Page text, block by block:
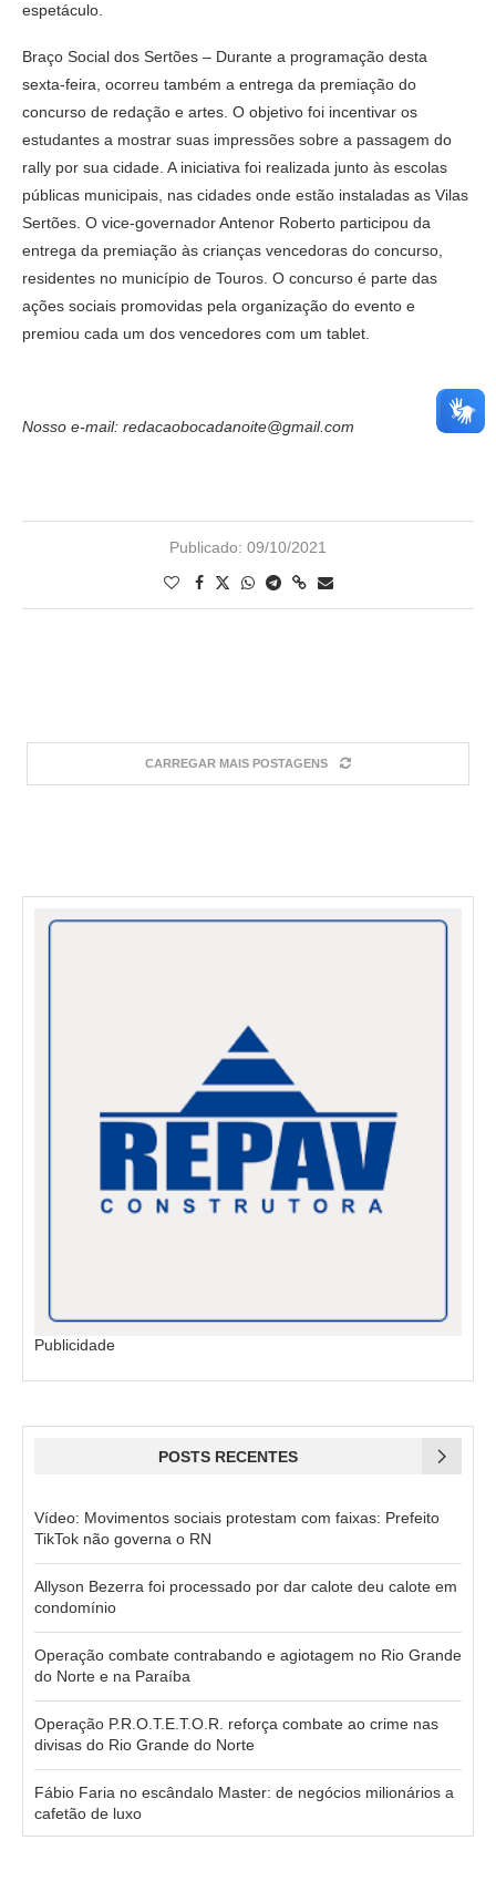
espetáculo.
Braço Social dos Sertões – Durante a programação desta
sexta-feira, ocorreu também a entrega da premiação do
concurso de redação e artes. O objetivo foi incentivar os
estudantes a mostrar suas impressões sobre a passagem do
rally por sua cidade. A iniciativa foi realizada junto às escolas
públicas municipais, nas cidades onde estão instaladas as Vilas
Sertões. O vice-governador Antenor Roberto participou da
entrega da premiação às crianças vencedoras do concurso,
residentes no município de Touros. O concurso é parte das
ações sociais promovidas pela organização do evento e
premiou cada um dos vencedores com um tablet.
Nosso e-mail: redacaobocadanoite@gmail.com
Publicado: 09/10/2021
CARREGAR MAIS POSTAGENS
Publicidade
POSTS RECENTES
Vídeo: Movimentos sociais protestam com faixas: Prefeito
TikTok não governa o RN
Allyson Bezerra foi processado por dar calote deu calote em
condomínio
Operação combate contrabando e agiotagem no Rio Grande
do Norte e na Paraíba
Operação P.R.O.T.E.T.O.R. reforça combate ao crime nas
divisas do Rio Grande do Norte
Fábio Faria no escândalo Master: de negócios milionários a
cafetão de luxo